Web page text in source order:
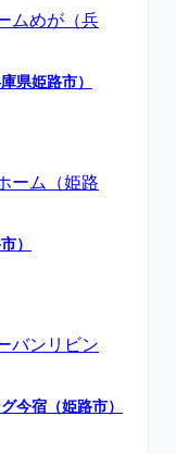
県姫路市）
）
今宿（姫路市）